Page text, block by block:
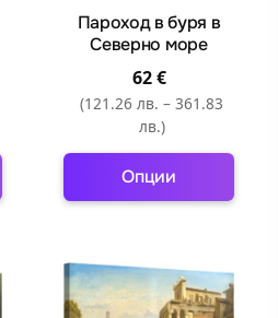
be
chosen
on
the
product
Пароход в буря в
Северно море
62€
(121.26 лв. – 361.83
лв.)
Опции
has
multiple